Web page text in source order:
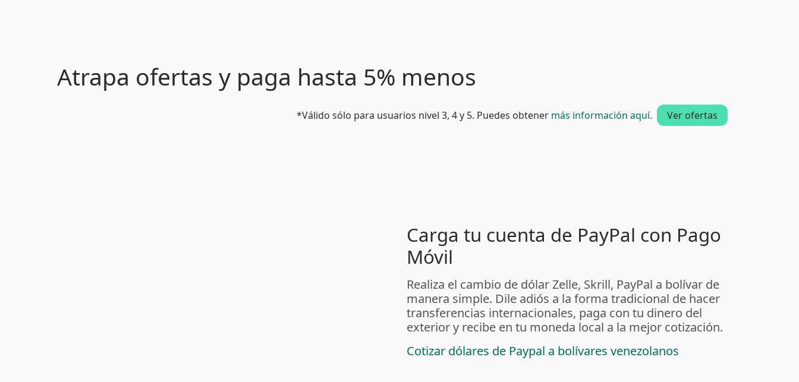
Atrapa ofertas y paga hasta 5% menos
*Válido sólo para usuarios nivel 3, 4 y 5. Puedes obtener más información aquí. Ver ofertas
Carga tu cuenta de PayPal con Pago
Móvil
Realiza el cambio de dólar Zelle, Skrill, PayPal a bolívar de
manera simple. Dile adiós a la forma tradicional de hacer
transferencias internacionales, paga con tu dinero del
exterior y recibe en tu moneda local a la mejor cotización.
Cotizar dólares de Paypal a bolívares venezolanos